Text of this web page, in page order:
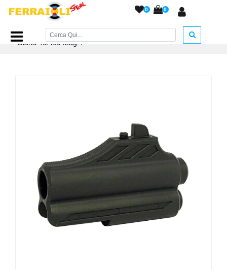
0 0
Home Page/RICAMBI/Tacche di Mira e Mirini/Mirino
Diana 46/460 Mag./